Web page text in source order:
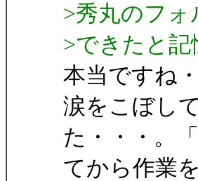
>秀丸のフォ
>できたと
本当ですね
涙をこぼし
た・・・。
てから作業